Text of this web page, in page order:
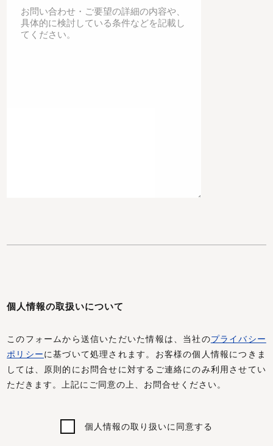
個人情報の取扱いについて
このフォームから送信いただいた情報は、当社のプライバシー
ポリシーに基づいて処理されます。お客様の個人情報につきま
しては、原則的にお問合せに対するご連絡にのみ利用させてい
ただきます。上記にご同意の上、お問合せください。
個人情報の取り扱いに同意する